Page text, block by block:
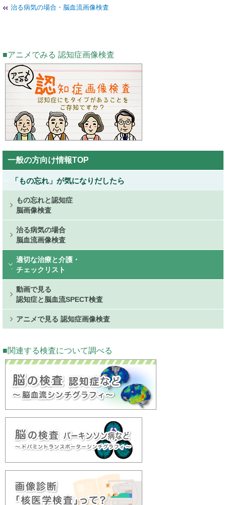
治る病気の場合・脳血流画像検査
アニメでみる 認知症画像検査
Public
Side
Menu
一般の方向け情報TOP
「もの忘れ」が気になりだしたら
もの忘れと認知症
脳画像検査
治る病気の場合
脳血流画像検査
適切な治療と介護・
チェックリスト
動画で見る
認知症と脳血流SPECT検査
アニメで見る 認知症画像検査
関連する検査について調べる